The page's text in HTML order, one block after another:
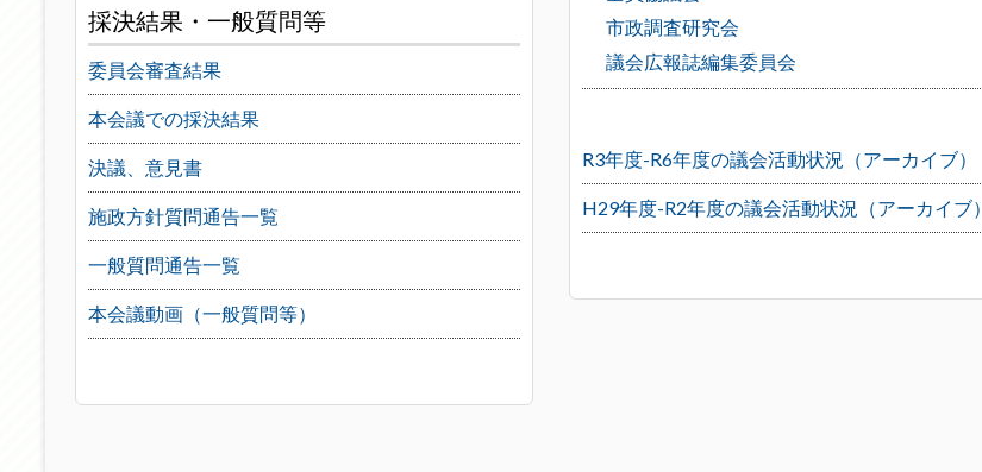
採決結果・一般質問等
委員会審査結果
本会議での採決結果
決議、意見書
施政方針質問通告一覧
一般質問通告一覧
本会議動画（一般質問等）
市政調査研究会
議会広報誌編集委員会
R3年度-R6年度の議会活動状況（アーカイブ）
H29年度-R2年度の議会活動状況（アーカイブ）